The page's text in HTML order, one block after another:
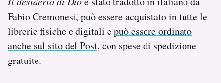
Fabio Cremonesi, può essere acquistato in tutte le
librerie fisiche e digitali epuò essere ordinato
anche sul sito del Post, con spese di spedizione
gratuite.